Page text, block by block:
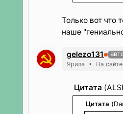
Только вот что
наше
gelezo131
Ярила • На сайте
Цитата
Цитата